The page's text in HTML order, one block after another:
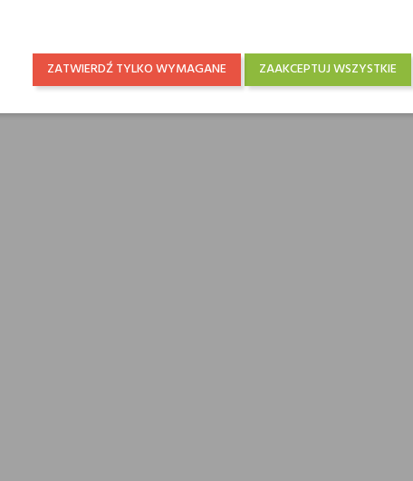
PRODUKT, KUPILI TAKŻE:
ZAAKCEPTUJ WSZYSTKIE
ZATWIERDŹ TYLKO WYMAGANE